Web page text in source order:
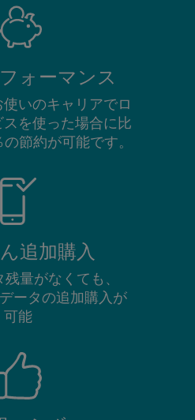
ォーマンス
いのキャリアでロ
を使った場合に比
節約が可能です。
追加購入
量がなくても、
ータの追加購入が
可能